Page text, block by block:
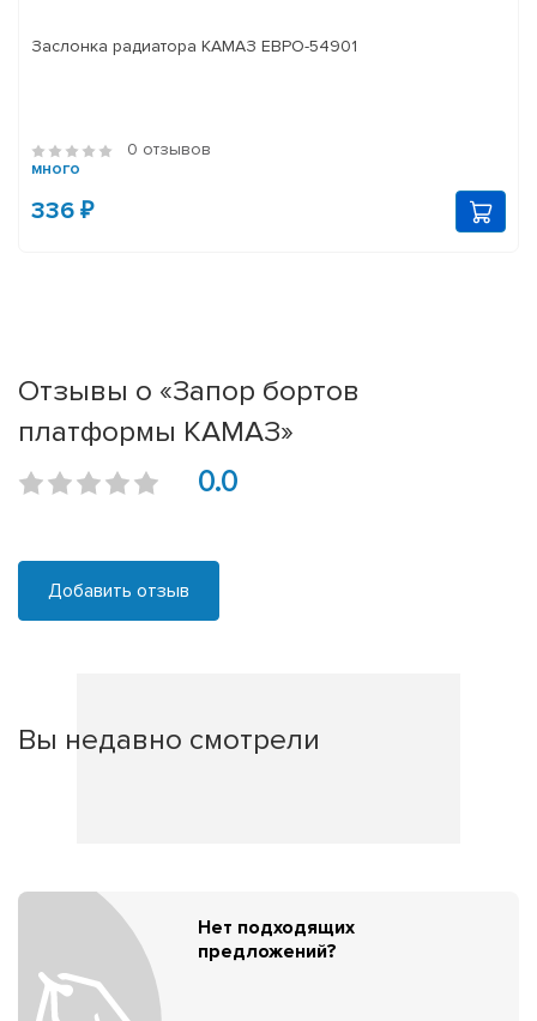
Заслонка радиатора КАМАЗ ЕВРО-54901
0 отзывов
много
336 ₽
Отзывы о «Запор бортов
платформы КАМАЗ»
0.0
Добавить отзыв
Вы недавно смотрели
Нет подходящих
предложений?